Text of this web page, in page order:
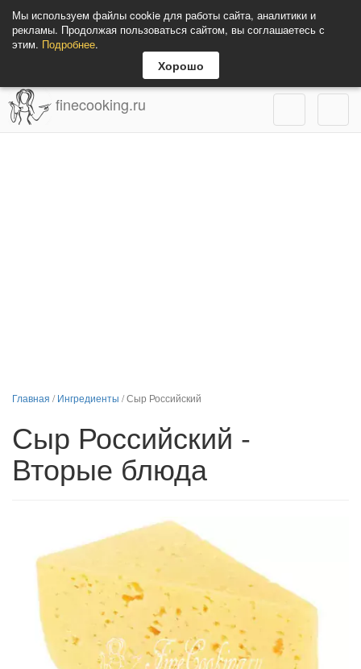
Мы используем файлы cookie для работы сайта, аналитики и
рекламы. Продолжая пользоваться сайтом, вы соглашаетесь с
этим. Подробнее.
Хорошо
finecooking.ru
Главная /Ингредиенты /Сыр Российский
Сыр Российский -
Вторые блюда